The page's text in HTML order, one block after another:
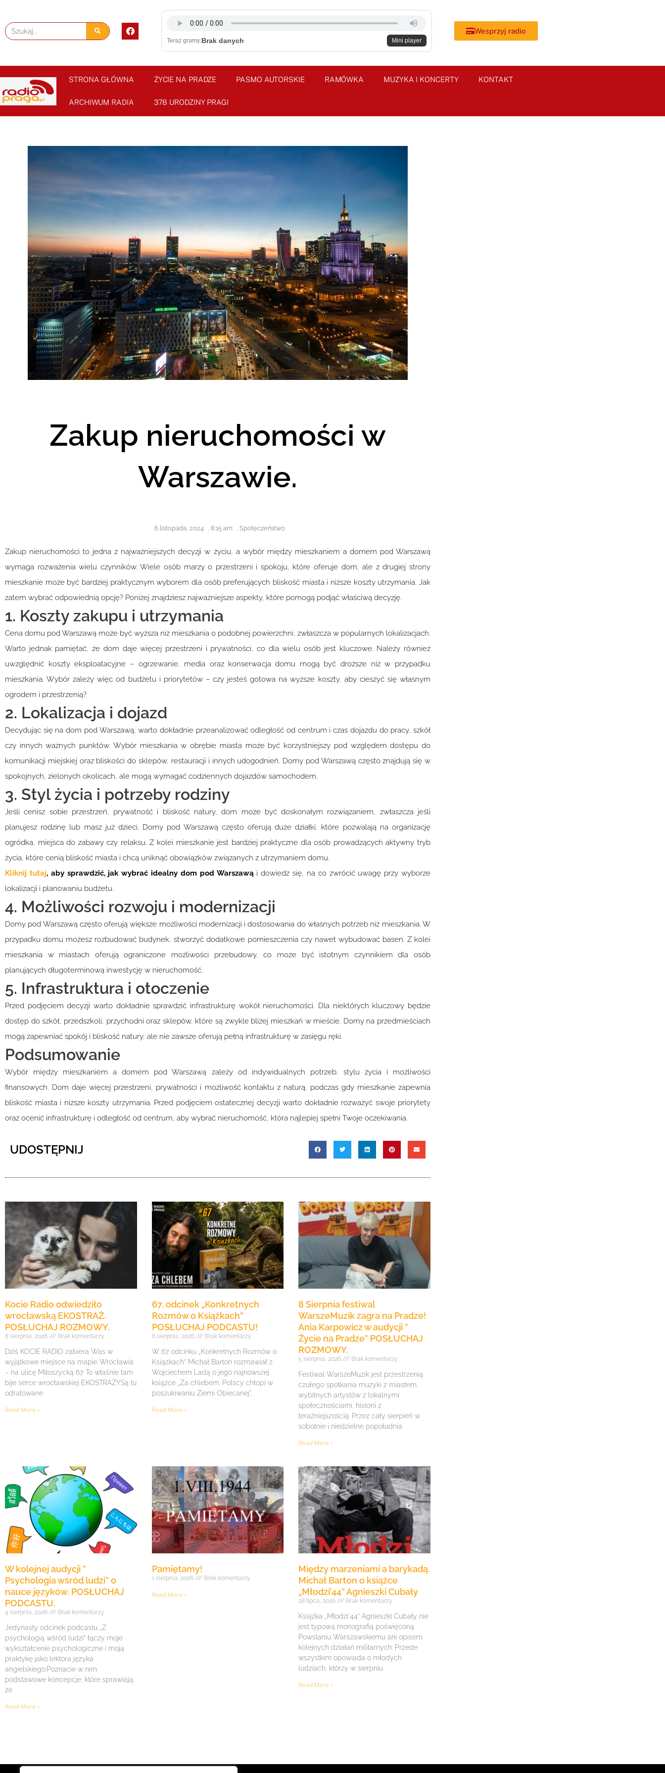
content
Szukaj
F
a
c
o
o
k
Teraz gramy:Brak danych Mini player
Wesprzyj radio
STRONA GŁÓWNA ŻYCIE NA PRADZE PASMO AUTORSKIE RAMÓWKA MUZYKA I KONCERTY KONTAKT
ARCHIWUM RADIA 378 URODZINY PRAGI
Zakup nieruchomości w
Warszawie.
6 listopada, 2024 , 8:15 am , Społęczeństwo
Zakup nieruchomości to jedna z najważniejszych decyzji w życiu, a wybór między mieszkaniem a domem pod Warszawą
wymaga rozważenia wielu czynników. Wiele osób marzy o przestrzeni i spokoju, które oferuje dom, ale z drugiej strony
mieszkanie może być bardziej praktycznym wyborem dla osób preferujących bliskość miasta i niższe koszty utrzymania. Jak
zatem wybrać odpowiednią opcję? Poniżej znajdziesz najważniejsze aspekty, które pomogą podjąć właściwą decyzję.
1. Koszty zakupu i utrzymania
Cena domu pod Warszawą może być wyższa niż mieszkania o podobnej powierzchni, zwłaszcza w popularnych lokalizacjach.
Warto jednak pamiętać, że dom daje więcej przestrzeni i prywatności, co dla wielu osób jest kluczowe. Należy również
uwzględnić koszty eksploatacyjne – ogrzewanie, media oraz konserwacja domu mogą być droższe niż w przypadku
mieszkania. Wybór zależy więc od budżetu i priorytetów – czy jesteś gotowa na wyższe koszty, aby cieszyć się własnym
ogrodem i przestrzenią?
2. Lokalizacja i dojazd
Decydując się na dom pod Warszawą, warto dokładnie przeanalizować odległość od centrum i czas dojazdu do pracy, szkół
czy innych ważnych punktów. Wybór mieszkania w obrębie miasta może być korzystniejszy pod względem dostępu do
komunikacji miejskiej oraz bliskości do sklepów, restauracji i innych udogodnień. Domy pod Warszawą często znajdują się w
spokojnych, zielonych okolicach, ale mogą wymagać codziennych dojazdów samochodem.
3. Styl życia i potrzeby rodziny
Jeśli cenisz sobie przestrzeń, prywatność i bliskość natury, dom może być doskonałym rozwiązaniem, zwłaszcza jeśli
planujesz rodzinę lub masz już dzieci. Domy pod Warszawą często oferują duże działki, które pozwalają na organizację
ogródka, miejsca do zabawy czy relaksu. Z kolei mieszkanie jest bardziej praktyczne dla osób prowadzących aktywny tryb
życia, które cenią bliskość miasta i chcą uniknąć obowiązków związanych z utrzymaniem domu.
Kliknij tutaj, aby sprawdzić, jak wybrać idealny dom pod Warszawąi dowiedz się, na co zwrócić uwagę przy wyborze
lokalizacji i planowaniu budżetu.
4. Możliwości rozwoju i modernizacji
Domy pod Warszawą często oferują większe możliwości modernizacji i dostosowania do własnych potrzeb niż mieszkania. W
przypadku domu możesz rozbudować budynek, stworzyć dodatkowe pomieszczenia czy nawet wybudować basen. Z kolei
mieszkania w miastach oferują ograniczone możliwości przebudowy, co może być istotnym czynnikiem dla osób
planujących długoterminową inwestycję w nieruchomość.
5. Infrastruktura i otoczenie
Przed podjęciem decyzji warto dokładnie sprawdzić infrastrukturę wokół nieruchomości. Dla niektórych kluczowy będzie
dostęp do szkół, przedszkoli, przychodni oraz sklepów, które są zwykle bliżej mieszkań w mieście. Domy na przedmieściach
mogą zapewniać spokój i bliskość natury, ale nie zawsze oferują pełną infrastrukturę w zasięgu ręki.
Podsumowanie
Wybór między mieszkaniem a domem pod Warszawą zależy od indywidualnych potrzeb, stylu życia i możliwości
finansowych. Dom daje więcej przestrzeni, prywatności i możliwość kontaktu z naturą, podczas gdy mieszkanie zapewnia
bliskość miasta i niższe koszty utrzymania. Przed podjęciem ostatecznej decyzji warto dokładnie rozważyć swoje priorytety
oraz ocenić infrastrukturę i odległość od centrum, aby wybrać nieruchomość, która najlepiej spełni Twoje oczekiwania.
UDOSTĘPNIJ
Kocie Radio odwiedziło
wrocławską EKOSTRAŻ.
POSŁUCHAJ ROZMOWY.
8 sierpnia, 2026 Brak komentarzy
Dziś KOCIE RADIO zabiera Was w
wyjątkowe miejsce na mapie Wrocławia
– na ulicę Miłoszycką 67. To właśnie tam
bije serce wrocławskiej EKOSTRAŻYSą tu
odratowane
Read More »
67. odcinek „Konkretnych
Rozmów o Książkach”
POSŁUCHAJ PODCASTU!
6 sierpnia, 2026 Brak komentarzy
W 67. odcinku „Konkretnych Rozmów o
Książkach” Michał Barton rozmawiał z
Wojciechem Ladą o jego najnowszej
książce „Za chlebem. Polscy chłopi w
poszukiwaniu Ziemi Obiecanej”,
Read More »
8 Sierpnia festiwal
WarszeMuzik zagra na Pradze!
Ania Karpowicz w audycji ”
Życie na Pradze” POSŁUCHAJ
ROZMOWY.
5 sierpnia, 2026 Brak komentarzy
Festiwal WarszeMuzik jest przestrzenią
czułego spotkania muzyki z miastem,
wybitnych artystów z lokalnymi
społecznościami, historii z
teraźniejszością. Przez cały sierpień w
sobotnie i niedzielne popołudnia
Read More »
W kolejnej audycji ”
Psychologia wśród ludzi” o
nauce języków. POSŁUCHAJ
PODCASTU.
4 sierpnia, 2026 Brak komentarzy
Jedynasty odcinek podcastu „Z
psychologią wśród ludzi” łączy moje
wykształcenie psychologiczne i moją
praktykę jako lektora języka
angielskiego.Poznacie w nim
podstawowe koncepcje, które sprawiają,
że
Read More »
Pamiętamy!
1 sierpnia, 2026 Brak komentarzy
Read More »
Między marzeniami a barykadą.
Michał Barton o książce
„Młodzi’44” Agnieszki Cubały
28 lipca, 2026 Brak komentarzy
Książka „Młodzi’44” Agnieszki Cubały nie
jest typową monografią poświęconą
Powstaniu Warszawskiemu ani opisem
kolejnych działań militarnych. Przede
wszystkim opowiada o młodych
ludziach, którzy w sierpniu
Read More »